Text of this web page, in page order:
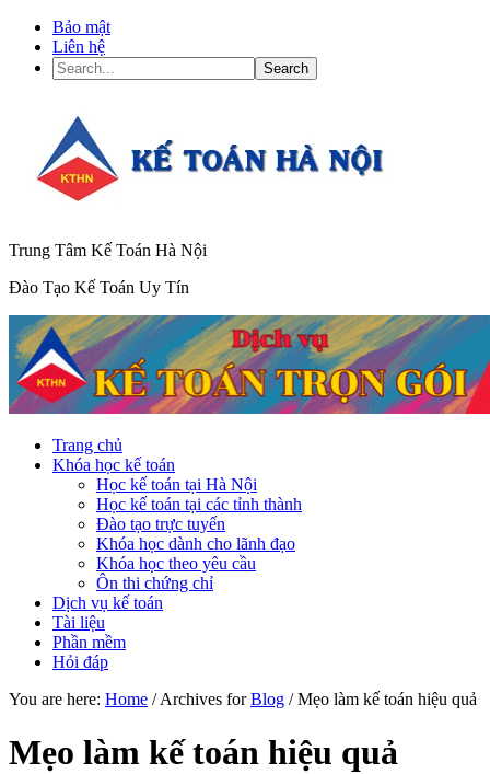
Bảo mật
Liên hệ
Search...
Trung Tâm Kế Toán Hà Nội
Đào Tạo Kế Toán Uy Tín
Trang chủ
Khóa học kế toán
Học kế toán tại Hà Nội
Học kế toán tại các tỉnh thành
Đào tạo trực tuyến
Khóa học dành cho lãnh đạo
Khóa học theo yêu cầu
Ôn thi chứng chỉ
Dịch vụ kế toán
Tài liệu
Phần mềm
Hỏi đáp
You are here: Home /Archives forBlog /Mẹo làm kế toán hiệu quả
Mẹo làm kế toán hiệu quả